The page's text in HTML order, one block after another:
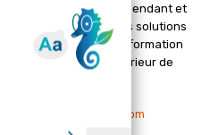
magazine Kaizen, indépendant et
pionnières et des solutions
Il croit en une transformation
à un changement intérieur de
magazine.com